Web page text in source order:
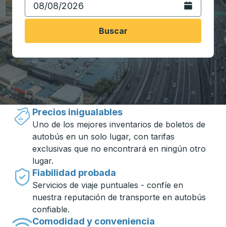
Abra el
Buscar
Viajar hecho simple con Trailways
Precios inigualables
Uno de los mejores inventarios de boletos de
autobús en un solo lugar, con tarifas
exclusivas que no encontrará en ningún otro
lugar.
Fiabilidad probada
Servicios de viaje puntuales - confíe en
nuestra reputación de transporte en autobús
confiable.
Comodidad y conveniencia